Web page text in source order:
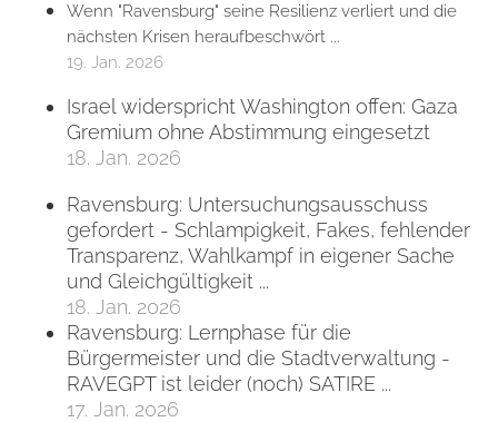
Wenn "Ravensburg" seine Resilienz verliert und die
nächsten Krisen heraufbeschwört ...
19. Jan. 2026
Israel widerspricht Washington offen: Gaza
Gremium ohne Abstimmung eingesetzt
18. Jan. 2026
Ravensburg: Untersuchungsausschuss
gefordert - Schlampigkeit, Fakes, fehlender
Transparenz, Wahlkampf in eigener Sache
und Gleichgültigkeit ...
18. Jan. 2026
Ravensburg: Lernphase für die
Bürgermeister und die Stadtverwaltung -
RAVEGPT ist leider (noch) SATIRE ...
17. Jan. 2026